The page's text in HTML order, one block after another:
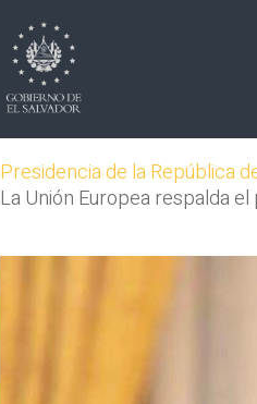
Presidencia de la República
La Unión Europea respalda